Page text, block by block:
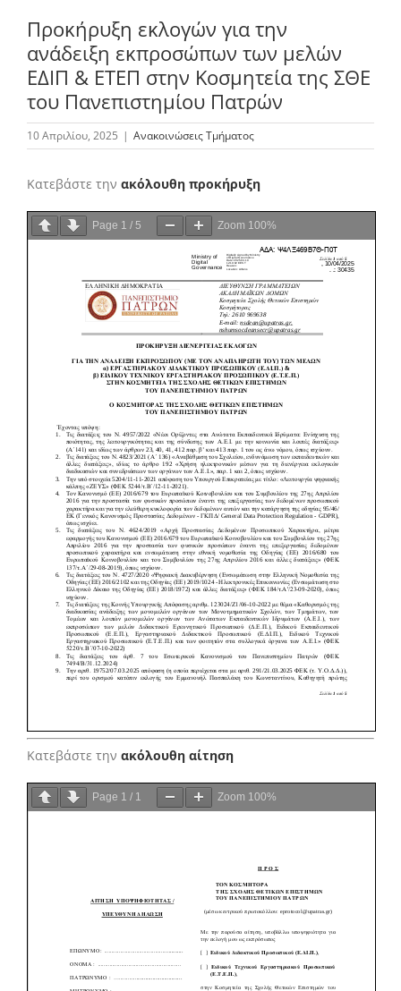
Το Τμήμα Βιολογίας
Μουσεία
Προπτυχιακές Σπουδές
Μεταπτυχιακές Σπουδές
Προσωπικό
Προκήρυξη εκλογών για την
ανάδειξη εκπροσώπων των μελών
ΕΔΙΠ & ΕΤΕΠ στην Κοσμητεία της ΣΘΕ
του Πανεπιστημίου Πατρών
10 Απριλίου, 2025 | Ανακοινώσεις Τμήματος
Κατεβάστε την ακόλουθη προκήρυξη
Page 1 / 5 Zoom 100%
Κατεβάστε την ακόλουθη αίτηση
Page 1 / 1 Zoom 100%